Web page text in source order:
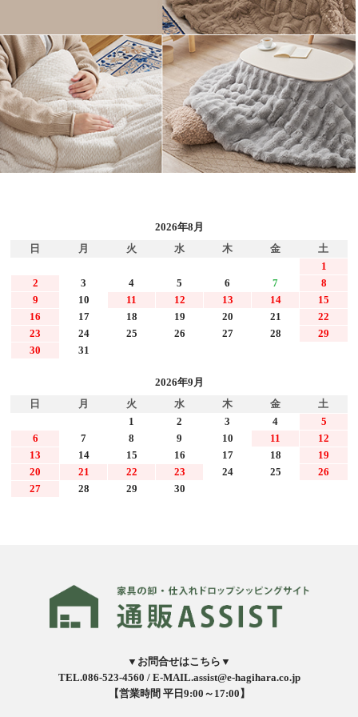
2026年8月
日
月 火 水 木 金
土
1
2
3 4 5 6 7
8
9
10 11 12 13 14
15
16
17 18 19 20 21
22
23
24 25 26 27 28
29
30
31
2026年9月
日
月 火 水 木 金
土
1
2 3 4
5
6
7 8 9 10 11
12
13
14 15 16 17 18
19
20
21 22 23 24 25
26
27
28 29 30
▼お問合せはこちら▼
TEL.086-523-4560 / E-MAIL.assist@e-hagihara.co.jp
【営業時間 平日9:00～17:00】